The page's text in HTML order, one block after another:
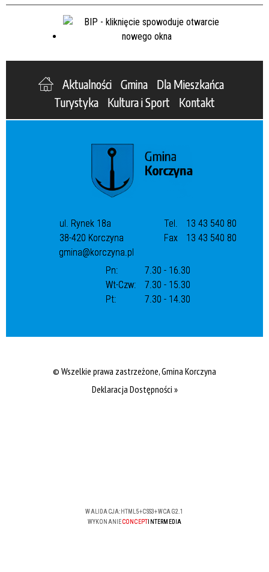
Aktualności Gmina
Dla Mieszkańca
Turystyka
Kultura i Sport Kontakt
ul. Rynek 18a
38-420 Korczyna
gmina@korczyna.pl
Tel.
13 43 540 80
Fax
13 43 540 80
Pn:
7.30 - 16.30
Wt-Czw:
7.30 - 15.30
Pt:
7.30 - 14.30
© Wszelkie prawa zastrzeżone, Gmina Korczyna
Deklaracja Dostępności »
WALIDACJA: HTML5+CSS3+WCAG 2.1
WYKONANIECONCEPT INTERMEDIA